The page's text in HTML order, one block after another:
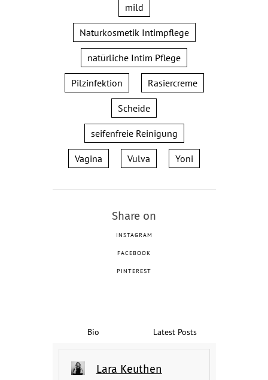
mild
Naturkosmetik Intimpflege
natürliche Intim Pflege
Pilzinfektion Rasiercreme
Scheide
seifenfreie Reinigung
Vagina Vulva Yoni
Share on
INSTAGRAM
FACEBOOK
PINTEREST
Bio Latest Posts
Lara Keuthen